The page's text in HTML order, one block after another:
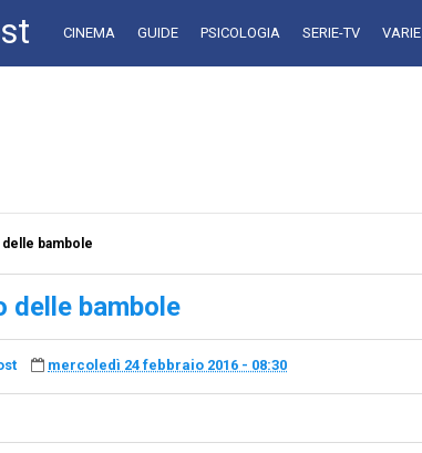
CINEMA GUIDE PSICOLOGIA SERIE-TV VARIE
bambole
delle bambole
mercoledì 24 febbraio 2016 - 08:30